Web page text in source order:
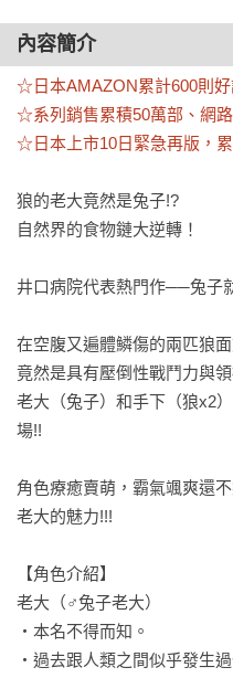
內容簡介
☆日本AMAZON累計600則
☆系列銷售累積50萬部、網
☆日本上市10日緊急再版，
狼的老大竟然是兔子!?
自然界的食物鏈大逆轉！
井口病院代表熱門作──兔子
在空腹又遍體鱗傷的兩匹狼
竟然是具有壓倒性戰鬥力與
老大（兔子）和手下（狼x2
場!!
角色療癒賣萌，霸氣颯爽還
老大的魅力!!!
【角色介紹】
老大（♂兔子老大）
‧本名不得而知。
‧過去跟人類之間似乎發生